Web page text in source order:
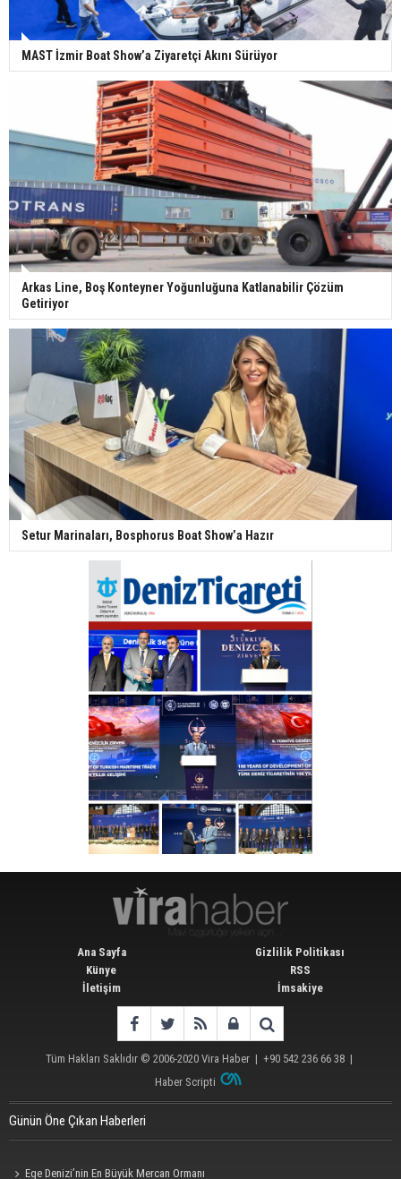
MAST İzmir Boat Show’a Ziyaretçi Akını Sürüyor
Arkas Line, Boş Konteyner Yoğunluğuna Katlanabilir Çözüm
Getiriyor
Setur Marinaları, Bosphorus Boat Show’a Hazır
Ana Sayfa
Künye
İletişim
Gizlilik Politikası
RSS
İmsakiye
Tüm Hakları Saklıdır © 2006-2020 Vira Haber | +90 542 236 66 38 |
Haber Scripti
Günün Öne Çıkan Haberleri
Ege Denizi’nin En Büyük Mercan Ormanı